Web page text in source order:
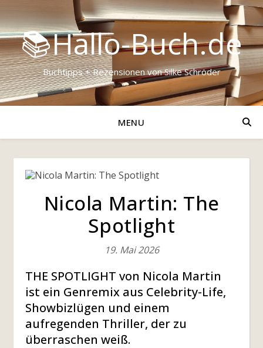
📚Hallo-Buch.de
Buchtipps + Rezensionen von Silke Schröder
MENU
Nicola Martin: The
Spotlight
19. Mai 2026
THE SPOTLIGHT von Nicola Martin
ist ein Genremix aus Celebrity-Life,
Showbizlügen und einem
aufregenden Thriller, der zu
überraschen weiß.